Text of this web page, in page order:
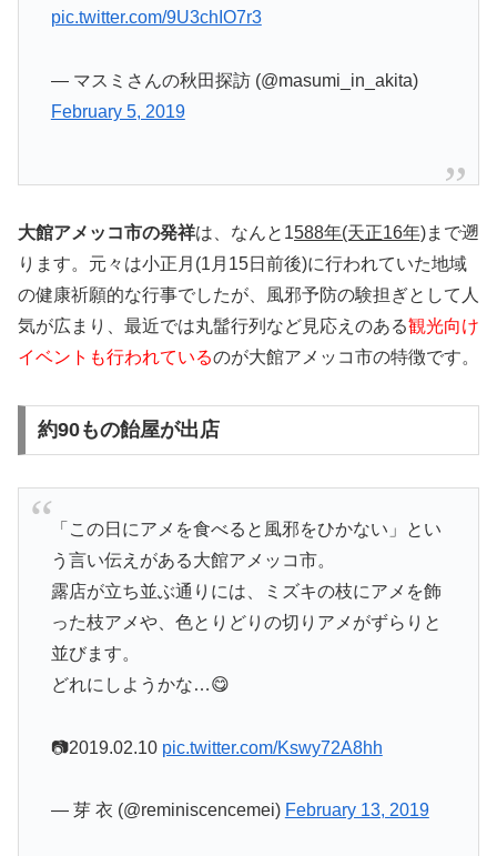
pic.twitter.com/9U3chIO7r3
— マスミさんの秋田探訪 (@masumi_in_akita)
February 5, 2019
大館アメッコ市の発祥は、なんと1588年(天正16年)まで遡
ります。元々は小正月(1月15日前後)に行われていた地域
の健康祈願的な行事でしたが、風邪予防の験担ぎとして人
気が広まり、最近では丸髷行列など見応えのある観光向け
イベントも行われているのが大館アメッコ市の特徴です。
約90もの飴屋が出店
「この日にアメを食べると風邪をひかない」とい
う言い伝えがある大館アメッコ市。
露店が立ち並ぶ通りには、ミズキの枝にアメを飾
った枝アメや、色とりどりの切りアメがずらりと
並びます。
どれにしようかな…😋
📷2019.02.10 pic.twitter.com/Kswy72A8hh
— 芽 衣 (@reminiscencemei) February 13, 2019